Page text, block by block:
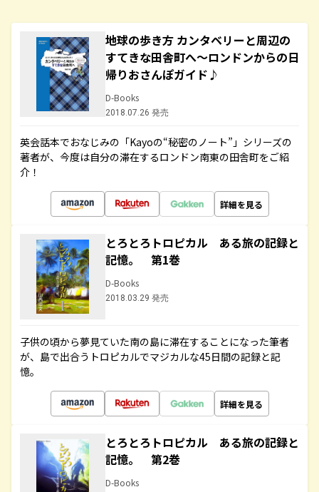
地球の歩き方 カンタベリーと周辺の
すてきな田舎町へ～ロンドンからの日
帰りおさんぽガイド♪
D-Books
2018.07.26 発売
英会話本でおなじみの「Kayoの“秘密のノート”」シリーズの
著者が、今度は自分の滞在するロンドン南東の田舎町をご紹
介！
詳細を見る
とろとろトロピカル ある旅の記録と
記憶。 第1巻
D-Books
2018.03.29 発売
子供の頃から夢見ていた南の島に滞在することになった筆者
が、島で出合うトロピカルでマジカルな45日間の記録と記
憶。
詳細を見る
とろとろトロピカル ある旅の記録と
記憶。 第2巻
D-Books